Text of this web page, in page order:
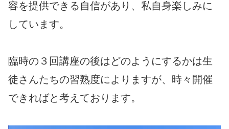
容を提供できる自信があり、私自身楽しみに
しています。
臨時の３回講座の後はどのようにするかは生
徒さんたちの習熟度によりますが、時々開催
できればと考えております。